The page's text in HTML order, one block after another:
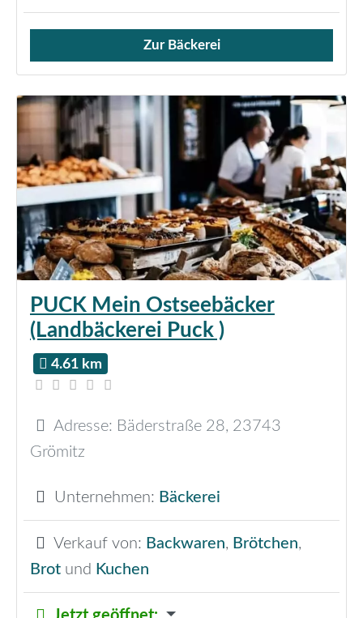
Verkauf von Brötchen,
Zur Bäckerei
PUCK Mein Ostseebäcker
(Landbäckerei Puck )
4.61 km
Adresse: Bäderstraße 28, 23743
Grömitz
Unternehmen: Bäckerei
Verkauf von: Backwaren, Brötchen,
Brot und Kuchen